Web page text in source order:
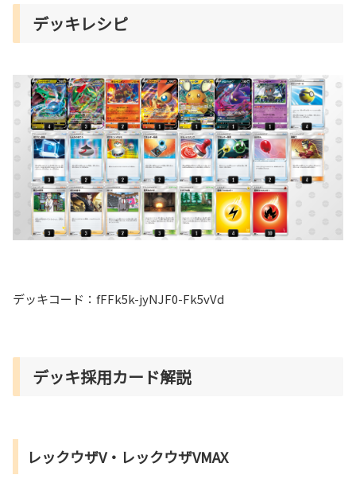
デッキレシピ
デッキコード：fFFk5k-jyNJF0-Fk5vVd
デッキ採用カード解説
レックウザV・レックウザVMAX